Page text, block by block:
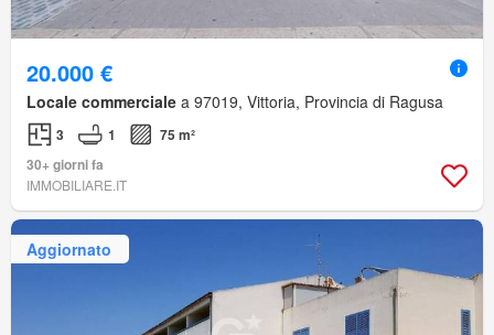
20.000 €
Locale commerciale a 97019, Vittoria, Provincia di Ragusa
3 1
75 m²
30+ giorni fa
IMMOBILIARE.IT
Aggiornato